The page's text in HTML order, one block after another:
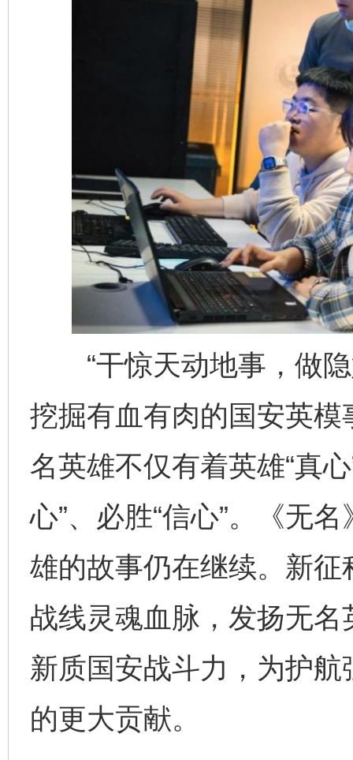
“干惊天动地事，做隐
挖掘有血有肉的国安英
名英雄不仅有着英雄“真
心”、必胜“信心”。《无
雄的故事仍在继续。新
战线灵魂血脉，发扬无
新质国安战斗力，为护
的更大贡献。
完善运行机制助力责任有效落实 一纸欠
东山县通报“牛蛙产品抗生素超标问题” 法